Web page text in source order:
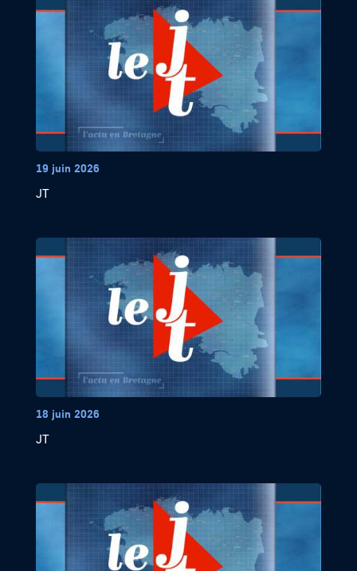
19 juin 2026
JT
18 juin 2026
JT